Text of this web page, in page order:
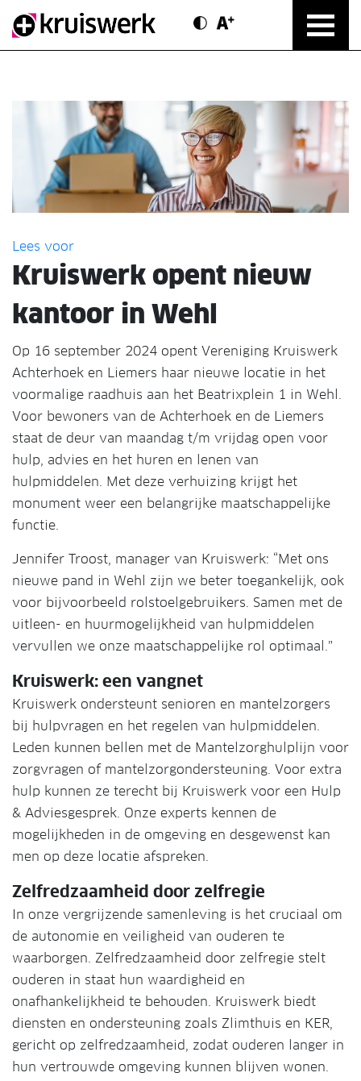
Direct door naar content
Contrast modus
Text vergroten
Lees voor
Kruiswerk opent nieuw
kantoor in Wehl
Op 16 september 2024 opent Vereniging Kruiswerk
Achterhoek en Liemers haar nieuwe locatie in het
voormalige raadhuis aan het Beatrixplein 1 in Wehl.
Voor bewoners van de Achterhoek en de Liemers
staat de deur van maandag t/m vrijdag open voor
hulp, advies en het huren en lenen van
hulpmiddelen. Met deze verhuizing krijgt het
monument weer een belangrijke maatschappelijke
functie.
Jennifer Troost, manager van Kruiswerk: “Met ons
nieuwe pand in Wehl zijn we beter toegankelijk, ook
voor bijvoorbeeld rolstoelgebruikers. Samen met de
uitleen- en huurmogelijkheid van hulpmiddelen
vervullen we onze maatschappelijke rol optimaal.”
Kruiswerk: een vangnet
Kruiswerk ondersteunt senioren en mantelzorgers
bij hulpvragen en het regelen van hulpmiddelen.
Leden kunnen bellen met de Mantelzorghulplijn voor
zorgvragen of mantelzorgondersteuning. Voor extra
hulp kunnen ze terecht bij Kruiswerk voor een Hulp
& Adviesgesprek. Onze experts kennen de
mogelijkheden in de omgeving en desgewenst kan
men op deze locatie afspreken.
Zelfredzaamheid door zelfregie
In onze vergrijzende samenleving is het cruciaal om
de autonomie en veiligheid van ouderen te
waarborgen. Zelfredzaamheid door zelfregie stelt
ouderen in staat hun waardigheid en
onafhankelijkheid te behouden. Kruiswerk biedt
diensten en ondersteuning zoals Zlimthuis en KER,
gericht op zelfredzaamheid, zodat ouderen langer in
hun vertrouwde omgeving kunnen blijven wonen.